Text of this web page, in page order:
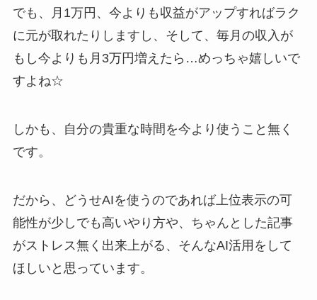
でも、月1万円、今よりも収益がアップすればラク
に元が取れたりしますし、そして、毎月の収入が
もし今よりも月3万円増えたら…めっちゃ嬉しいで
すよね☆
しかも、自分の貴重な時間を今より使うこと無く
です。
だから、どうせAIを使うのであれば上位表示の可
能性が少しでも高いやり方や、ちゃんとした記事
がストレス無く出来上がる、そんなAI活用をして
ほしいと思っています。